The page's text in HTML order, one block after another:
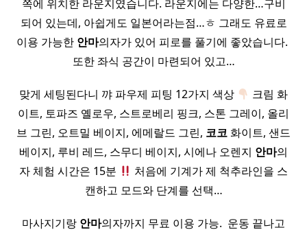
쪽에 위치한 라운지였습니다. 라운지에는 다양한…구비
되어 있는데, 아쉽게도 일본어라는점…ㅎ 그래도 유료로
이용 가능한 안마의자가 있어 피로를 풀기에 좋았습니다. ​
또한 좌식 공간이 마련되어 있고…
맞게 세팅된다니 꺄 파우제 피팅 12가지 색상
크림 화
이트, 토파즈 옐로우, 스트로베리 핑크, 스톤 그레이, 올리
브 그린, 오트밀 베이지, 에메랄드 그린, 코코 화이트, 샌드
베이지, 루비 레드, 스무디 베이지, 시에나 오렌지 안마의
자 체험 시간은 15분
처음에 기계가 제 척추라인을 스
캔하고 모드와 단계를 선택…
마사지기랑 안마의자까지 무료 이용 가능. ​ 운동 끝나고